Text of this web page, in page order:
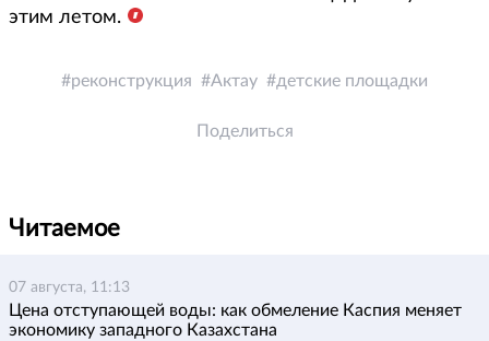
этим летом.
реконструкция Актау детские площадки
Поделиться
Читаемое
07 августа, 11:13
Цена отступающей воды: как обмеление Каспия меняет
экономику западного Казахстана